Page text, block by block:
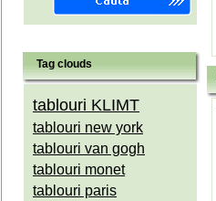
Tag clouds
tablouri KLIMT
tablouri new york
tablouri van gogh
tablouri monet
tablouri paris